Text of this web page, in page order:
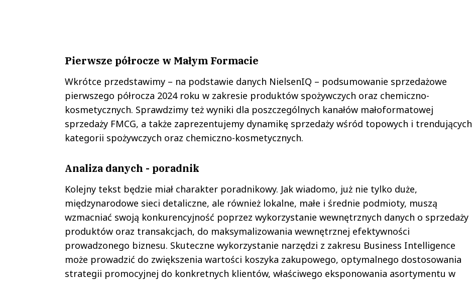
Pierwsze półrocze w Małym Formacie
Wkrótce przedstawimy – na podstawie danych NielsenIQ – podsumowanie sprzedażowe
pierwszego półrocza 2024 roku w zakresie produktów spożywczych oraz chemiczno-
kosmetycznych. Sprawdzimy też wyniki dla poszczególnych kanałów małoformatowej
sprzedaży FMCG, a także zaprezentujemy dynamikę sprzedaży wśród topowych i trendujących
kategorii spożywczych oraz chemiczno-kosmetycznych.
Analiza danych - poradnik
Kolejny tekst będzie miał charakter poradnikowy. Jak wiadomo, już nie tylko duże,
międzynarodowe sieci detaliczne, ale również lokalne, małe i średnie podmioty, muszą
wzmacniać swoją konkurencyjność poprzez wykorzystanie wewnętrznych danych o sprzedaży
produktów oraz transakcjach, do maksymalizowania wewnętrznej efektywności
prowadzonego biznesu. Skuteczne wykorzystanie narzędzi z zakresu Business Intelligence
może prowadzić do zwiększenia wartości koszyka zakupowego, optymalnego dostosowania
strategii promocyjnej do konkretnych klientów, właściwego eksponowania asortymentu w